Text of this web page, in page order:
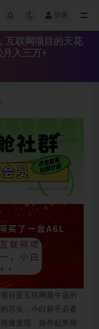
登录
互联网项目的天花
月入三万+
目是互联网最牛逼的
尽头，小白新手必看
难变现，操作起来很